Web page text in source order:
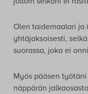
Olen taidemaalari ja
yhtäjaksoisesti,
suorassa, joka ei
Myös pääsen
näppärän